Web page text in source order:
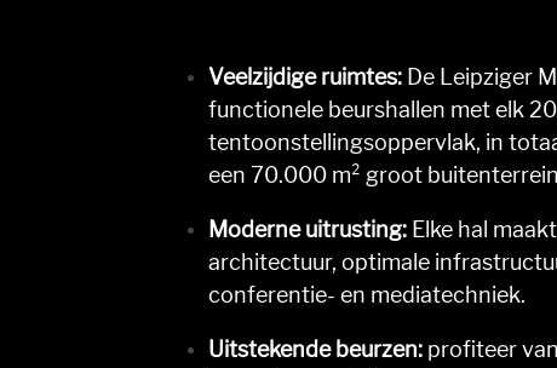
Veelzijdige ruimtes: De Leipziger
functionele beurshallen met elk
tentoonstellingsoppervlak, in
een 70.000 m² groot
Moderne uitrusting: Elke hal
architectuur, optimale
conferentie- en mediatechniek.
Uitstekende beurzen: profiteer